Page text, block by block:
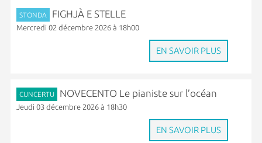
STONDA FIGHJÀ E STELLE
Mercredi 02 décembre 2026 à 18h00
EN SAVOIR PLUS
CUNCERTU NOVECENTO Le pianiste sur l’océan
Jeudi 03 décembre 2026 à 18h30
EN SAVOIR PLUS